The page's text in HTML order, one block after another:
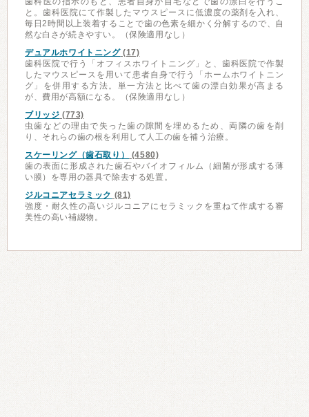
と。歯科医院にて作製したマウスピースに低濃度の薬剤を入れ、
毎日2時間以上装着することで歯の色素を細かく分解するので、自
然な白さが続きやすい。（保険適用なし）
デュアルホワイトニング(17)
歯科医院で行う「オフィスホワイトニング」と、歯科医院で作製
したマウスピースを用いて患者自身で行う「ホームホワイトニン
グ」を併用する方法。単一方法と比べて歯の漂白効果が高まる
が、費用が高額になる。（保険適用なし）
ブリッジ (773)
虫歯などの理由で失った歯の隙間を埋めるため、両隣の歯を削
り、それらの歯の根を利用して人工の歯を補う治療。
スケーリング（歯石取り）
(4580)
歯の表面に形成された歯石やバイオフィルム（細菌が形成する薄
い膜）を専用の器具で除去する処置。
ジルコニアセラミック (81)
強度・耐久性の高いジルコニアにセラミックを重ねて作成する審
美性の高い補綴物。